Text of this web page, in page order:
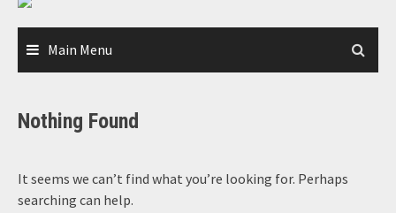
Main Menu
Nothing Found
It seems we can’t find what you’re looking for. Perhaps
searching can help.